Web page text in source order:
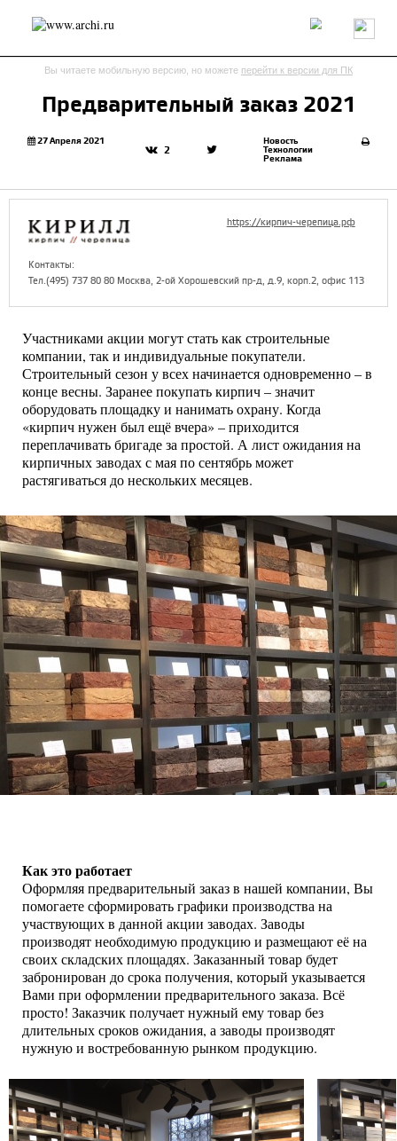
Россия Мир Технологии Интерьер Пресса
Архитекторы
send.project Анонсы конкурсов
Блог
Исследование
Обзор
Объект
Результаты конкурса
Дизайн
Иностранцы в России
Интерьер
Эко
Вы читаете мобильную версию, но можете перейти к версии для ПК
Предварительный заказ 2021
27 Апреля 2021
2
Новость
Технологии
Реклама
https://кирпич-черепица.рф
Контакты:
Тел.(495) 737 80 80 Москва, 2-ой Хорошевский пр-д, д.9, корп.2, офис 113
Участниками акции могут стать как строительные
компании, так и индивидуальные покупатели.
Строительный сезон у всех начинается одновременно – в
конце весны. Заранее покупать кирпич – значит
оборудовать площадку и нанимать охрану. Когда
«кирпич нужен был ещё вчера» – приходится
переплачивать бригаде за простой. А лист ожидания на
кирпичных заводах с мая по сентябрь может
растягиваться до нескольких месяцев.
Как это работает
Оформляя предварительный заказ в нашей компании, Вы
помогаете сформировать графики производства на
участвующих в данной акции заводах. Заводы
производят необходимую продукцию и размещают её на
своих складских площадях. Заказанный товар будет
забронирован до срока получения, который указывается
Вами при оформлении предварительного заказа. Всё
просто! Заказчик получает нужный ему товар без
длительных сроков ожидания, а заводы производят
нужную и востребованную рынком продукцию.